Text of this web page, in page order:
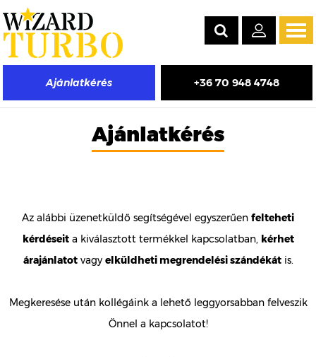
Ajánlatkérés +36 70 948 4748
Ajánlatkérés
Az alábbi üzenetküldő segítségével egyszerűen felteheti
kérdéseita kiválasztott termékkel kapcsolatban, kérhet
árajánlatotvagy elküldheti megrendelési szándékátis.
Megkeresése után kollégáink a lehető leggyorsabban felveszik
Önnel a kapcsolatot!